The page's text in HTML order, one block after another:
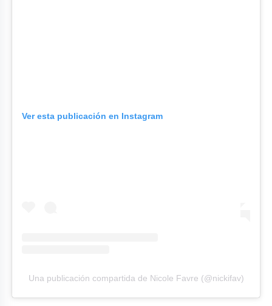
Ver esta publicación en Instagram
Una publicación compartida de Nicole Favre (@nickifav)